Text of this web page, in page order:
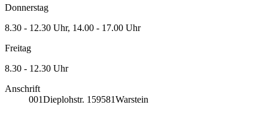
Donnerstag
8.30 - 12.30 Uhr, 14.00 - 17.00 Uhr
Freitag
8.30 - 12.30 Uhr
Anschrift
001Dieplohstr. 1 59581Warstein